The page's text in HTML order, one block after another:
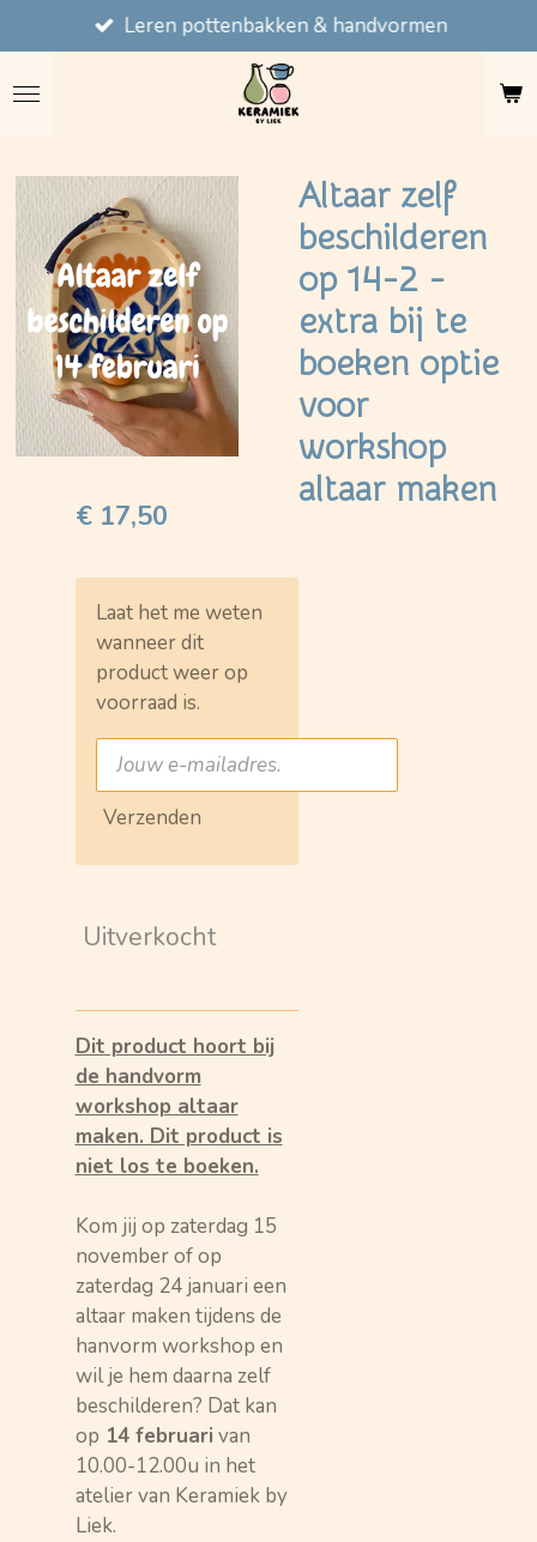
direct
naar
Leren pottenbakken & handvormen
Altaar zelf
beschilderen
op 14-2 -
extra bij te
boeken optie
voor
workshop
altaar maken
€ 17,50
Laat het me weten
wanneer dit
product weer op
voorraad is.
Verzenden
Uitverkocht
Dit product hoort bij
de handvorm
workshop altaar
maken. Dit product is
niet los te boeken.
Kom jij op zaterdag 15
november of op
zaterdag 24 januari een
altaar maken tijdens de
hanvorm workshop en
wil je hem daarna zelf
beschilderen? Dat kan
op 14 februari van
10.00-12.00u in het
atelier van Keramiek by
Liek.